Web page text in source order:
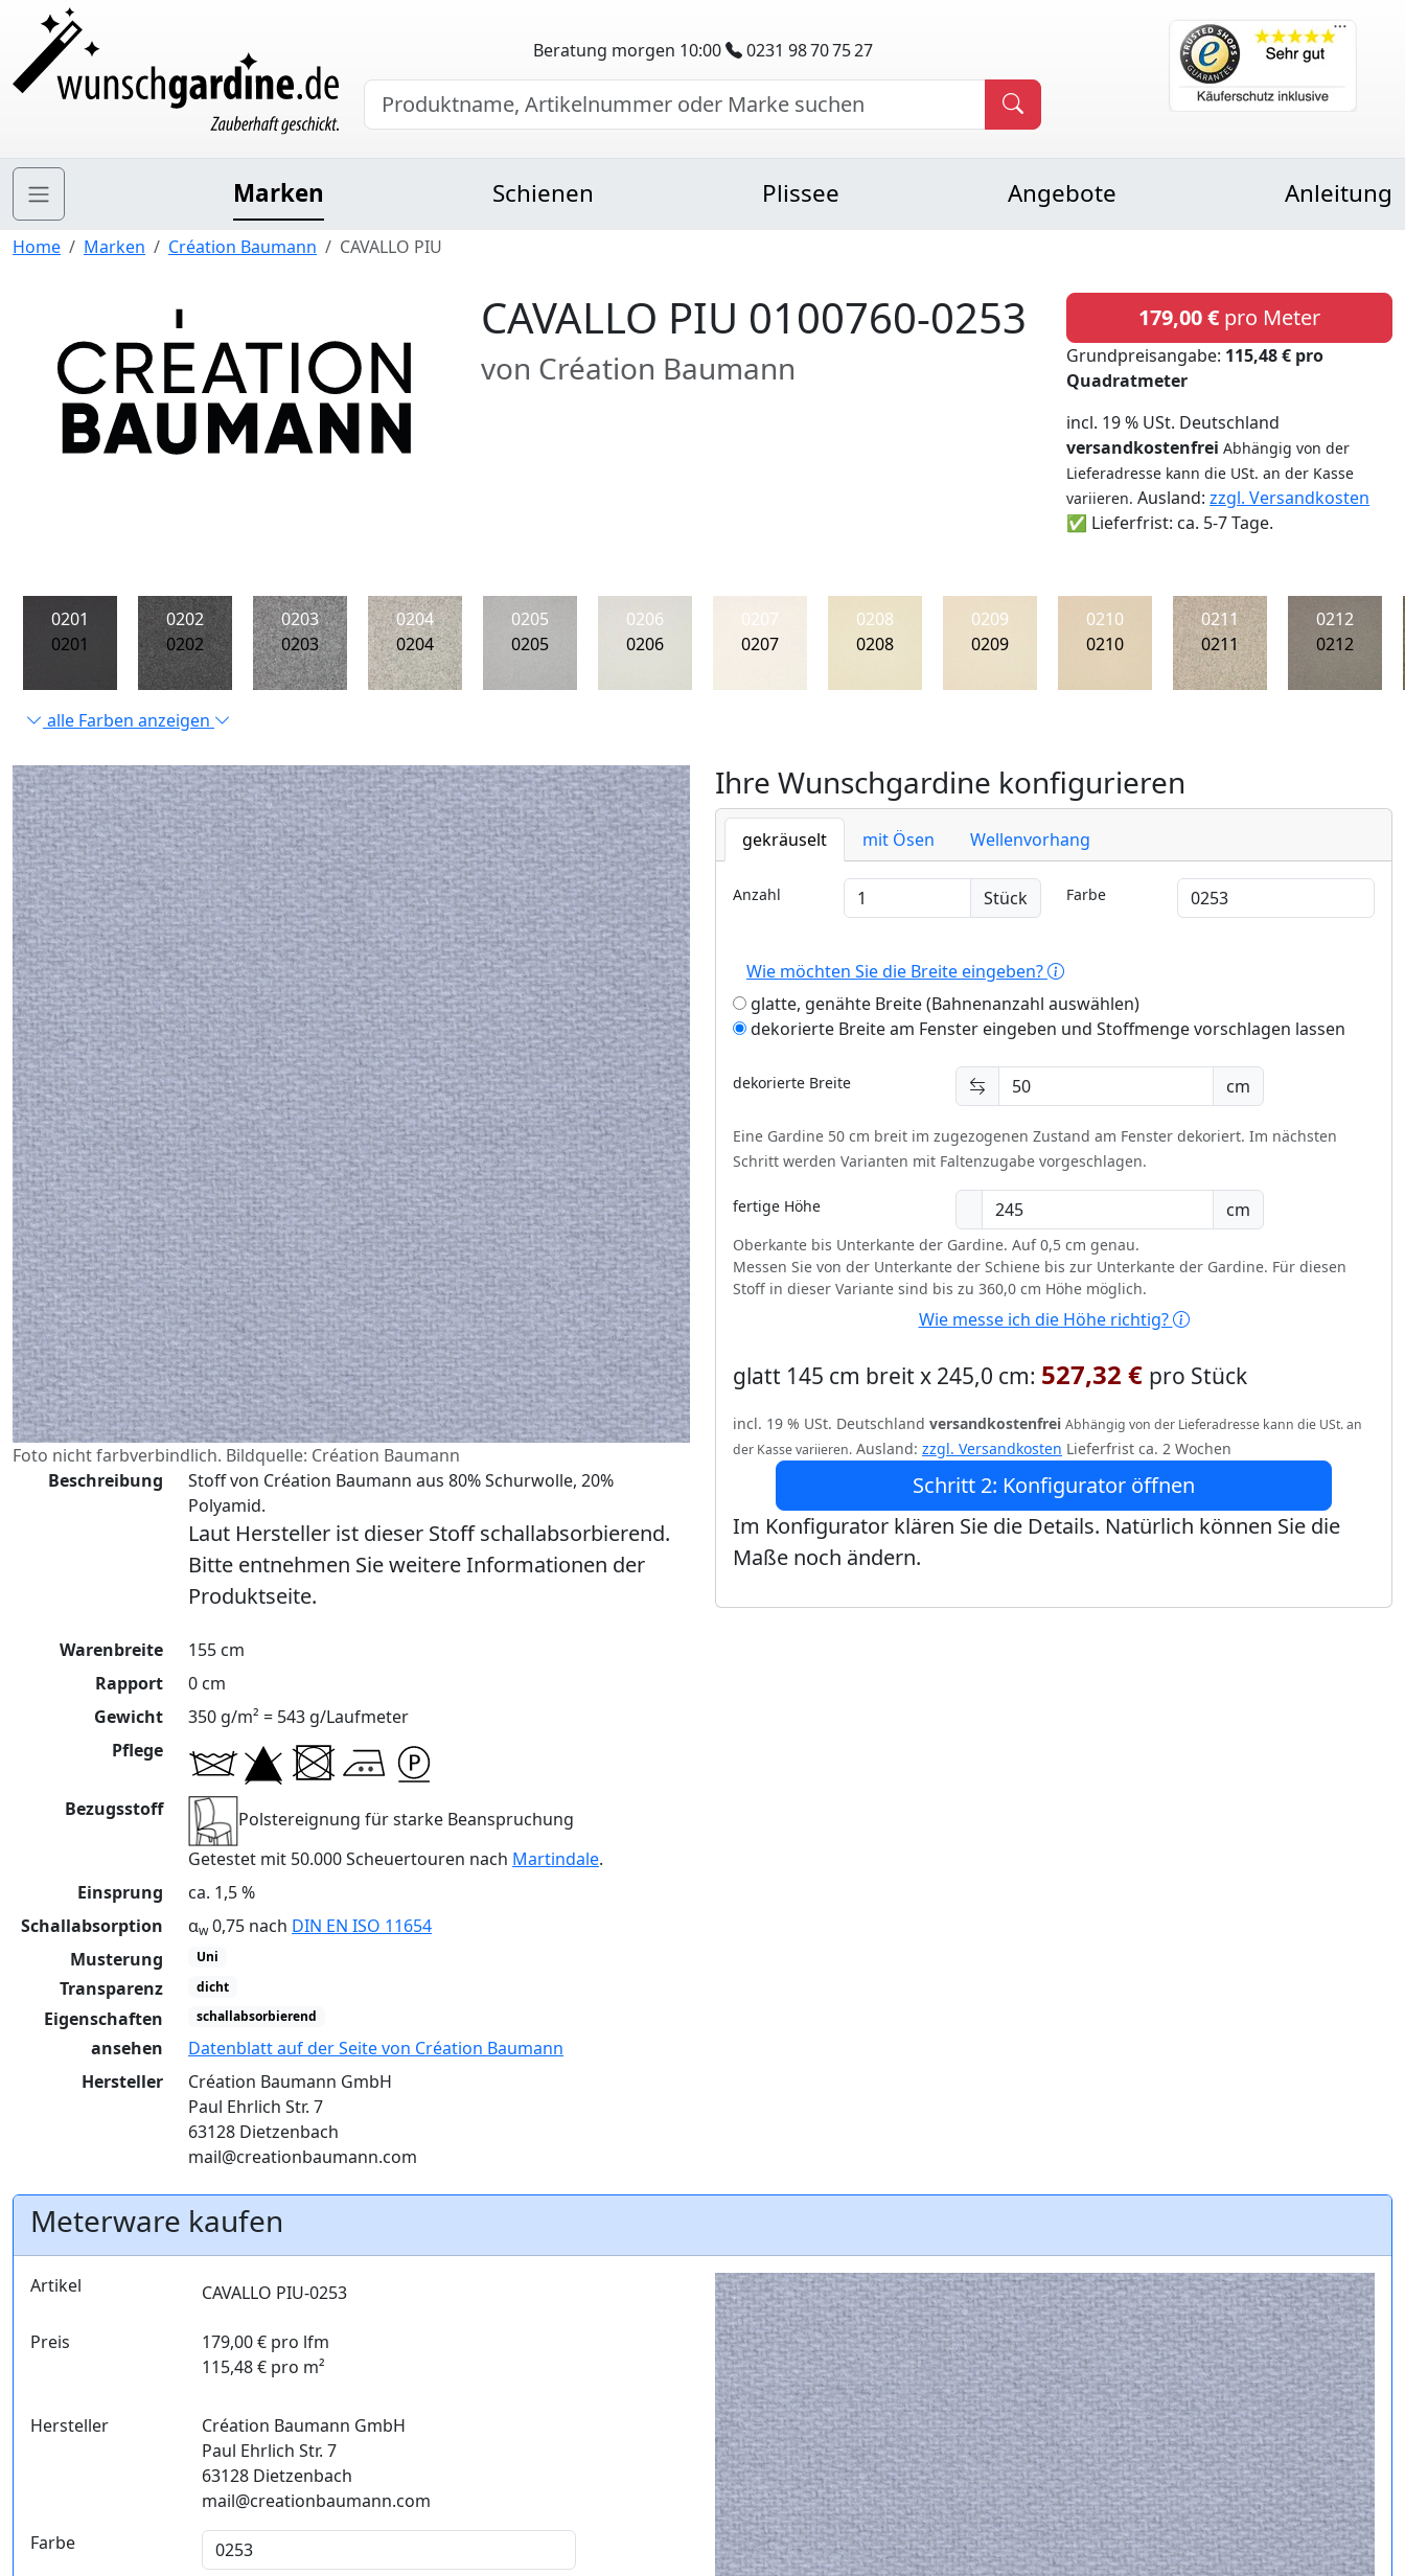
Beratung morgen 10:00 0231 98 70 75 27
Marken Schienen Plissee Angebote Anleitung
Home Marken Création Baumann CAVALLO PIU
CAVALLO PIU 0100760-0253
von Création Baumann
179,00 € pro Meter
Grundpreisangabe: 115,48 € pro
Quadratmeter
incl. 19 % USt. Deutschland
versandkostenfrei Abhängig von der
Lieferadresse kann die USt. an der Kasse
variieren. Ausland: zzgl. Versandkosten
✅ Lieferfrist: ca. 5-7 Tage.
0201
0201
0202
0202
0203
0203
0204
0204
0205
0205
0206
0206
0207
0207
0208
0208
0209
0209
0210
0210
0211
0211
0212
0212
alle Farben anzeigen
Foto nicht farbverbindlich. Bildquelle: Création Baumann
Beschreibung
Stoff von Création Baumann aus 80% Schurwolle, 20%
Polyamid.
Laut Hersteller ist dieser Stoff schallabsorbierend.
Bitte entnehmen Sie weitere Informationen der
Produktseite.
Warenbreite
155 cm
Rapport
0 cm
Gewicht
350 g/m² = 543 g/Laufmeter
Pflege
Bezugsstoff
Polstereignung für starke Beanspruchung
Getestet mit 50.000 Scheuertouren nach Martindale.
Einsprung
ca. 1,5 %
Schallabsorption
αw0,75 nach DIN EN ISO 11654
Musterung
Uni
Transparenz dicht
Eigenschaften schallabsorbierend
ansehen
Datenblatt auf der Seite von Création Baumann
Hersteller
Création Baumann GmbH
Paul Ehrlich Str. 7
63128 Dietzenbach
mail@creationbaumann.com
Ihre Wunschgardine konfigurieren
gekräuselt mit Ösen Wellenvorhang
Anzahl Stück Farbe
Wie möchten Sie die Breite eingeben?
glatte, genähte Breite (Bahnenanzahl auswählen)
dekorierte Breite am Fenster eingeben und Stoffmenge vorschlagen lassen
dekorierte Breite cm
Eine Gardine 50 cm breit im zugezogenen Zustand am Fenster dekoriert. Im nächsten
Schritt werden Varianten mit Faltenzugabe vorgeschlagen.
fertige Höhe cm
Oberkante bis Unterkante der Gardine. Auf 0,5 cm genau.
Messen Sie von der Unterkante der Schiene bis zur Unterkante der Gardine. Für diesen
Stoff in dieser Variante sind bis zu 360,0 cm Höhe möglich.
Wie messe ich die Höhe richtig?
glatt 145 cm breit x 245,0 cm: 527,32 € pro Stück
incl. 19 % USt. Deutschland versandkostenfrei Abhängig von der Lieferadresse kann die USt. an
der Kasse variieren. Ausland: zzgl. Versandkosten Lieferfrist ca. 2 Wochen
Schritt 2: Konfigurator öffnen
Im Konfigurator klären Sie die Details. Natürlich können Sie die
Maße noch ändern.
Meterware kaufen
Artikel CAVALLO PIU-0253
Preis
179,00 € pro lfm
115,48 € pro m²
Hersteller
Création Baumann GmbH
Paul Ehrlich Str. 7
63128 Dietzenbach
mail@creationbaumann.com
Farbe